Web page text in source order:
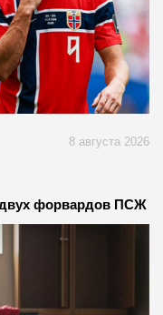
8 августа 2026
двух форвардов ПСЖ